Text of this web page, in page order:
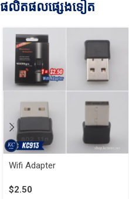
ផលិតផលផ្សេងទៀត
Wifi Adapter
$2.50